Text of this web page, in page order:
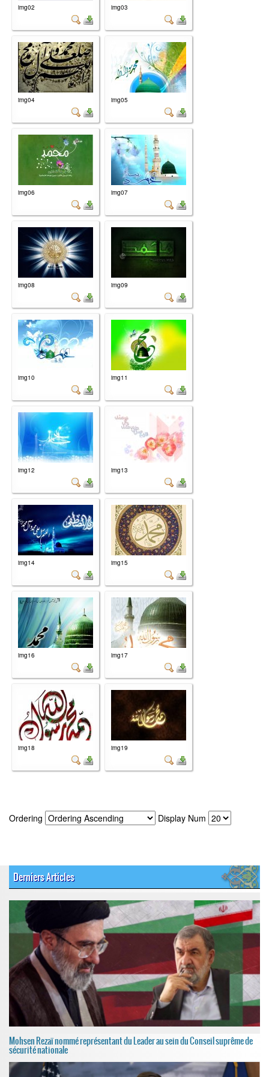
img02 img03
img04 img05
img06 img07
img08 img09
img10 img11
img12 img13
img14 img15
img16 img17
img18 img19
Ordering Display Num
Derniers Articles
Mohsen Rezaï nommé représentant du Leader au sein du Conseil suprême de
sécurité nationale